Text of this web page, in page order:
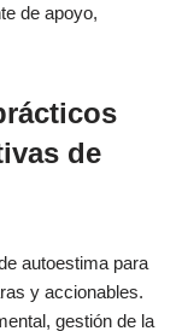
de apoyo,
de
autoestima para
y accionables.
gestión de la